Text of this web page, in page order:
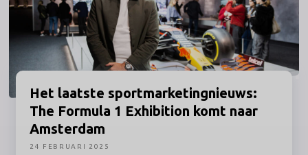
Het laatste sportmarketingnieuws:
The Formula 1 Exhibition komt naar
Amsterdam
24 FEBRUARI 2025